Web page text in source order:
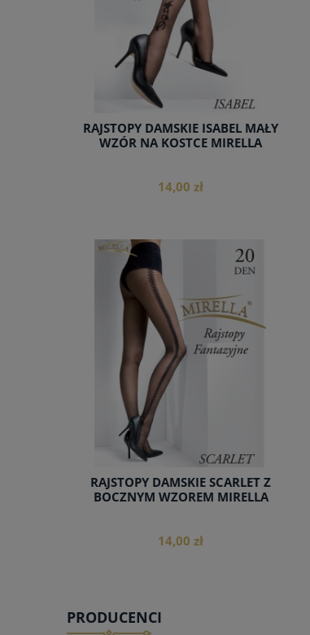
RAJSTOPY DAMSKIE ISABEL MAŁY
WZÓR NA KOSTCE MIRELLA
14,00 zł
do koszyka
RAJSTOPY DAMSKIE SCARLET Z
BOCZNYM WZOREM MIRELLA
14,00 zł
PRODUCENCI